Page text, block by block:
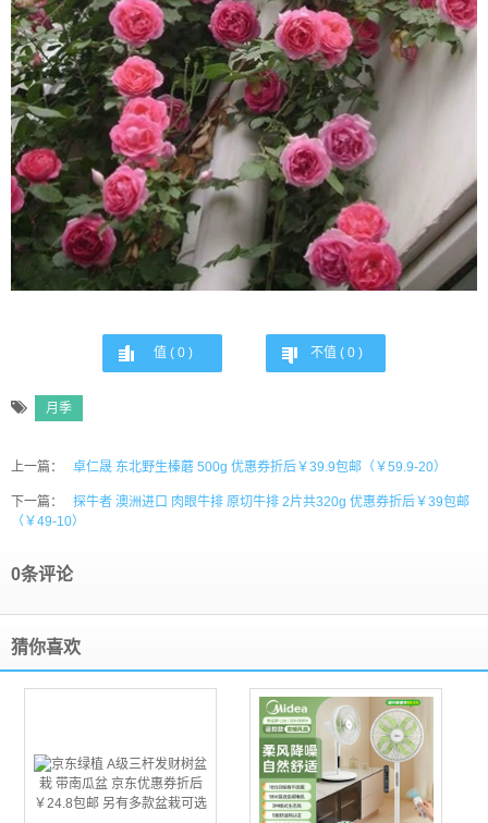
值 ( 0 ) 不值 ( 0 )
月季
上一篇： 卓仁晟 东北野生榛蘑 500g 优惠券折后￥39.9包邮（￥59.9-20）
下一篇：
探牛者 澳洲进口 肉眼牛排 原切牛排 2片共320g 优惠券折后￥39包邮
（￥49-10）
0条评论
猜你喜欢